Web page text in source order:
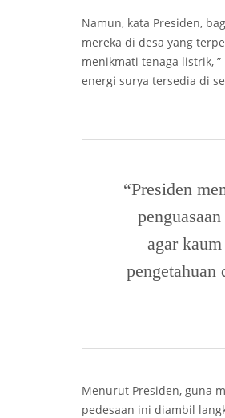
Namun, kata Presiden,
mereka di desa yang
menikmati tenaga listrik,
energi surya tersedia di
“Presiden
agar
pengetahuan
Menurut Presiden, guna
pedesaan ini diambil